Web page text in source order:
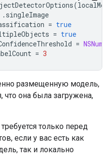
(
. singleImage
= true
= true
=
= 3
размещенную модель,
что она была загружена,
только перед
если у вас есть как
так и локально